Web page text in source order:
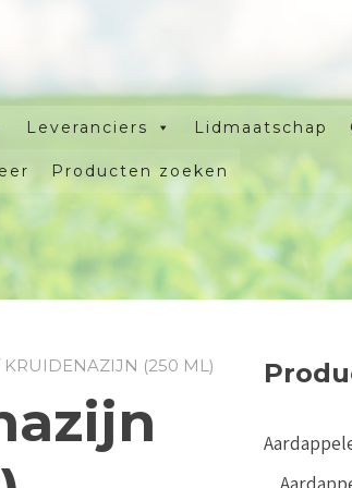
Leveranciers Lidmaatschap
Producten zoeken
KRUIDENAZIJN (250 ML)